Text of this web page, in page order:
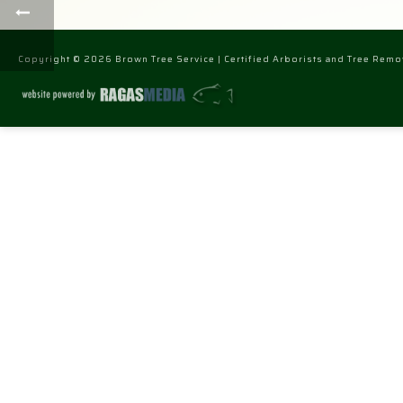
Copyright © 2026 Brown Tree Service | Certified Arborists and Tree